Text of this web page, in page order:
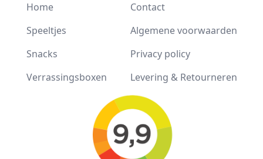
Home
Speeltjes
Snacks
Verrassingsboxen
Contact
Algemene voorwaarden
Privacy policy
Levering & Retourneren